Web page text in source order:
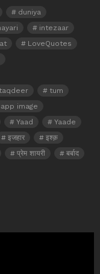
duniya
intezaar
LoveQuotes
taqdeer
tum
image
Yaad
Yaade
इजहार
इश्क़
प्रेम शायरी
बर्बाद